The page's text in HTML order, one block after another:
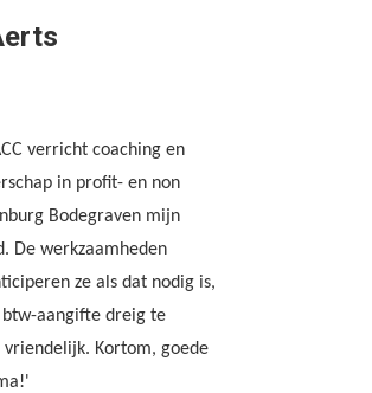
verricht coaching en
in profit- en non
Bodegraven mijn
De werkzaamheden
ze als dat nodig is,
aangifte dreig te
Kortom, goede